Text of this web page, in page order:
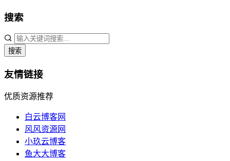
搜索
搜索
友情链接
优质资源推荐
白云博客网
风风资源网
小玖云博客
鱼大大博客